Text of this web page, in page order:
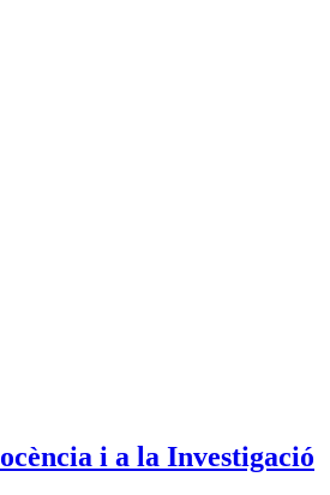
i a la Investigació